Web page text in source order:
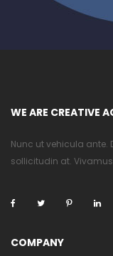
WE ARE CREATIVE
Nunc ut vehicula ante.
sollicitudin at.
COMPANY